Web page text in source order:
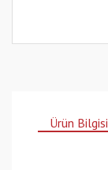
Ürün Bilgisi